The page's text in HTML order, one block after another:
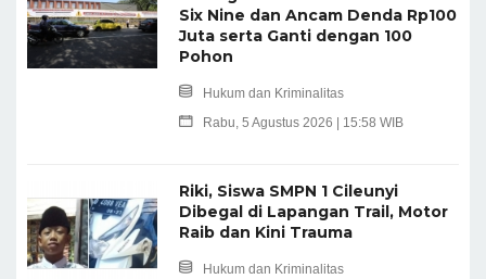
Six Nine dan Ancam Denda Rp100
Juta serta Ganti dengan 100
Pohon
Hukum dan Kriminalitas
Rabu, 5 Agustus 2026 | 15:58 WIB
Riki, Siswa SMPN 1 Cileunyi
Dibegal di Lapangan Trail, Motor
Raib dan Kini Trauma
Hukum dan Kriminalitas